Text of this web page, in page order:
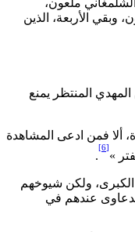
ملعون،
الأربعة، الذين
المنتظر يمنع
فمن ادعى المشاهدة
»
.
ولكن شيوخهم
عندهم في